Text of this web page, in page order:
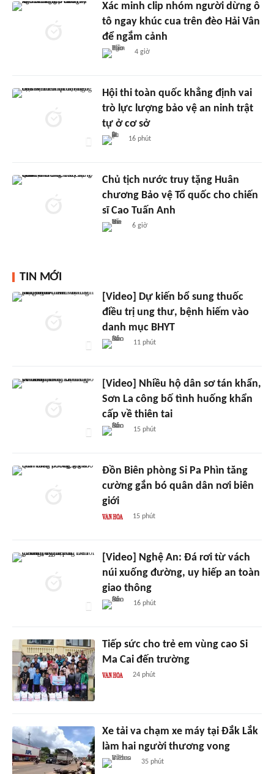
Xác minh clip nhóm người dừng ô
tô ngay khúc cua trên đèo Hải Vân
để ngắm cảnh
4 giờ
Hội thi toàn quốc khẳng định vai
trò lực lượng bảo vệ an ninh trật
tự ở cơ sở
16 phút
Chủ tịch nước truy tặng Huân
chương Bảo vệ Tổ quốc cho chiến
sĩ Cao Tuấn Anh
6 giờ
TIN MỚI
[Video] Dự kiến bổ sung thuốc
điều trị ung thư, bệnh hiếm vào
danh mục BHYT
11 phút
[Video] Nhiều hộ dân sơ tán khẩn,
Sơn La công bố tình huống khẩn
cấp về thiên tai
15 phút
Đồn Biên phòng Si Pa Phìn tăng
cường gắn bó quân dân nơi biên
giới
15 phút
[Video] Nghệ An: Đá rơi từ vách
núi xuống đường, uy hiếp an toàn
giao thông
16 phút
Tiếp sức cho trẻ em vùng cao Si
Ma Cai đến trường
24 phút
Xe tải va chạm xe máy tại Đắk Lắk
làm hai người thương vong
35 phút